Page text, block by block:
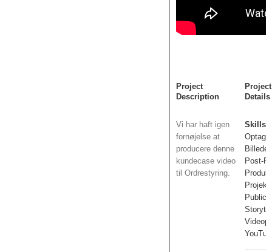
Project
Description
Vi har haft igen
fornøjelse at
producere denne
kundecase video
til Ordrestyring.
Project
Details
Skills
Billeder
Post-